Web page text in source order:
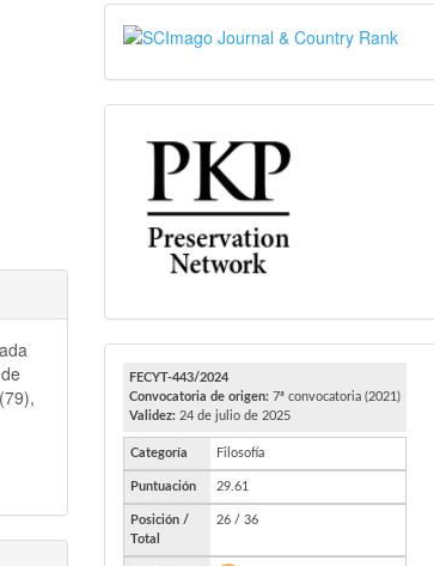
SJR
PKP
FECYT